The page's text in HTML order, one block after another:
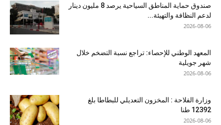
صندوق حماية المناطق السياحية يرصد 8 مليون دينار
لدعم النظافة والتهيئة...
2026-08-06
المعهد الوطني للإحصاء: تراجع نسبة التضخم خلال
شهر جويلية
2026-08-06
وزارة الفلاحة : المخزون التعديلي للبطاطا بلغ
12392 طنا
2026-08-06